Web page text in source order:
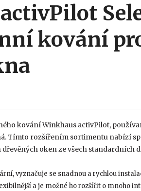
kování
kování Winkhaus activPilot,
Tímto rozšířením sortimentu nabízí
oken ze všech standardních
vyznačuje se snadnou a rychlou
a je možné ho rozšířit o mnoho